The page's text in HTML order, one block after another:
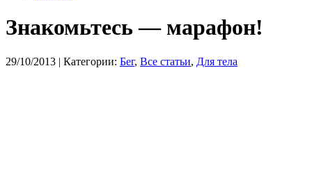
Знакомьтесь — марафон!
29/10/2013 | Категории: Бег, Все статьи, Для тела